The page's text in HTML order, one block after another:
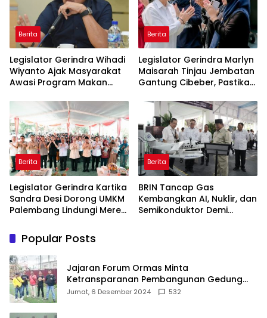
Berita
Legislator Gerindra Wihadi
Wiyanto Ajak Masyarakat
Awasi Program Makan
Sasaran
Berita
Legislator Gerindra Marlyn
Maisarah Tinjau Jembatan
Gantung Cibeber, Pastikan
Berita
Legislator Gerindra Kartika
Sandra Desi Dorong UMKM
Palembang Lindungi Merek
Berita
BRIN Tancap Gas
Kembangkan AI, Nuklir, dan
Semikonduktor Demi
Popular Posts
Jajaran Forum Ormas Minta
Ketransparanan Pembangunan Gedung
Damkar Di Kecamatan Cisoka
Jumat, 6 Desember 2024 532